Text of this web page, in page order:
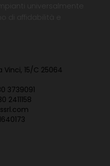
universalmente
di affidabilità e
Vinci, 15/C 25064
3739091
2411158